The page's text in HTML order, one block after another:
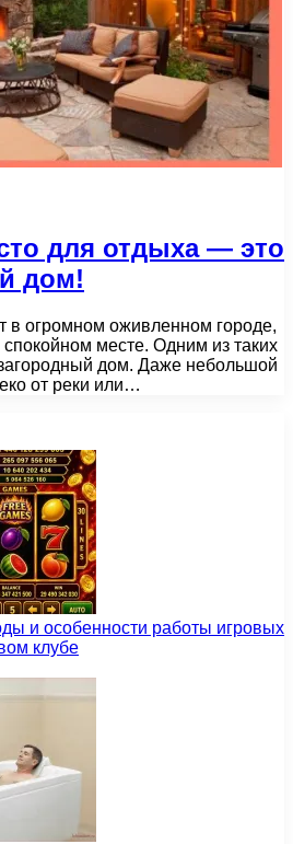
для отдыха — это
дом!
в огромном оживленном городе,
спокойном месте. Одним из таких
дом. Даже небольшой
от реки или…
и особенности работы игровых
клубе